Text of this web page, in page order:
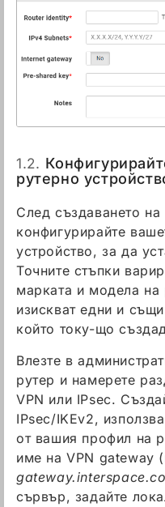
1.2.
рутерно
След създаването
конфигурирайте
устройство, за да
Точните стъпки
марката и модела на
изискват едни и
който току-що
Влезте в
рутер и намерете
VPN или IPsec.
IPsec/IKEv2,
от вашия профил на
име на VPN gateway
сървър, задайте